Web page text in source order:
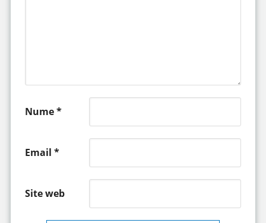
Nume*
Email *
Site web